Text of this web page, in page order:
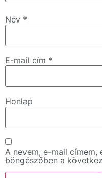
Név *
E-mail cím *
Honlap
A nevem, e-mail címem,
böngészőben a